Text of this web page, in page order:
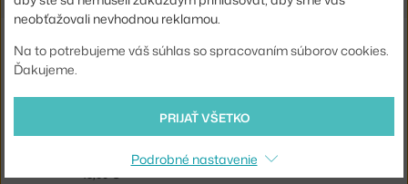
VEŠIAK CHIP HOOK, LARGE BLACK
15,00 €
neobťažovali nevhodnou reklamou.
Na to potrebujeme váš súhlas so spracovaním súborov cookies.
Ďakujeme.
PRIJAŤ VŠETKO
Podrobné nastavenie